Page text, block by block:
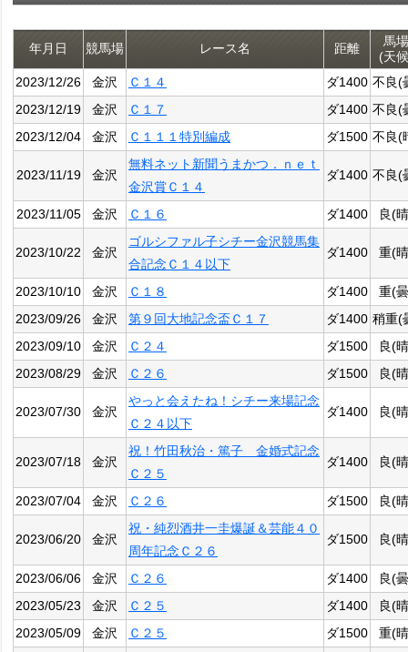
年月日 競馬場 レース名 距離
馬場
(天
2023/12/26
金沢 Ｃ１４ ダ1400 不良(
2023/12/19
金沢 Ｃ１７ ダ1400 不良(
2023/12/04
金沢 Ｃ１１１特別編成 ダ1500 不良(
2023/11/19 金沢
無料ネット新聞うまかつ．ｎｅｔ
金沢賞Ｃ１４
ダ1400 不良(
2023/11/05 金沢 Ｃ１６ ダ1400 良(
2023/10/22 金沢
ゴルシファル子シチー金沢競馬集
合記念Ｃ１４以下
ダ1400 重(
2023/10/10 金沢 Ｃ１８ ダ1400
重(
2023/09/26
金沢 第９回大地記念盃Ｃ１７ ダ1400 稍重(
2023/09/10
金沢 Ｃ２４ ダ1500
良(
2023/08/29
金沢 Ｃ２６ ダ1500 良(
2023/07/30 金沢
やっと会えたね！シチー来場記念
Ｃ２４以下
ダ1400 良(
2023/07/18 金沢
祝！竹田秋治・篤子 金婚式記念
Ｃ２５
ダ1400 良(
2023/07/04 金沢 Ｃ２６ ダ1500 良(
2023/06/20 金沢
祝・純烈酒井一圭爆誕＆芸能４０
周年記念Ｃ２６
ダ1500 良(
2023/06/06 金沢 Ｃ２６ ダ1400
良(
2023/05/23
金沢 Ｃ２５ ダ1400
良(
2023/05/09
金沢 Ｃ２５ ダ1500 重(